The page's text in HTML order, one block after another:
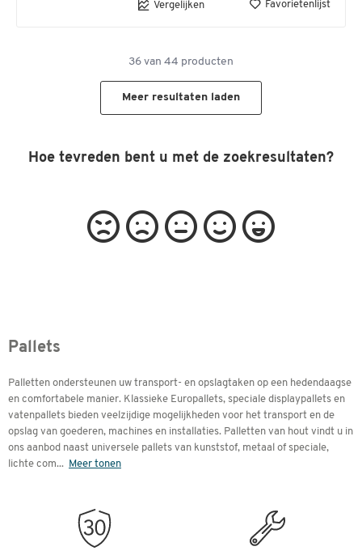
Vergelijken Favorietenlijst
36 van 44 producten
Meer resultaten laden
Hoe tevreden bent u met de zoekresultaten?
Pallets
Palletten ondersteunen uw transport- en opslagtaken op een hedendaagse
en comfortabele manier. Klassieke Europallets, speciale displaypallets en
vatenpallets bieden veelzijdige mogelijkheden voor het transport en de
opslag van goederen, machines en installaties. Palletten van hout vindt u in
ons aanbod naast universele pallets van kunststof, metaal of speciale,
lichte com... Meer tonen